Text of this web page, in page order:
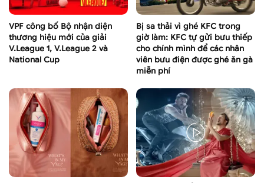
VPF công bố Bộ nhận diện
thương hiệu mới của giải
V.League 1, V.League 2 và
National Cup
Bị sa thải vì ghé KFC trong
giờ làm: KFC tự gửi bưu thiếp
cho chính mình để các nhân
viên bưu điện được ghé ăn gà
miễn phí